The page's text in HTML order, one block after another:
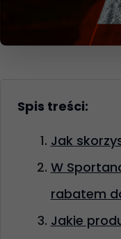
Spis treści:
Jak
W
rabatem
Jakie